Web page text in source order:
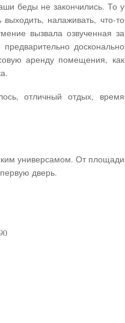
беды не закончились. То у
налаживать, что-то
вызвала озвученная за
досконально
аренду помещения, как
отличный отдых, время
универсамом. От площади
дверь.